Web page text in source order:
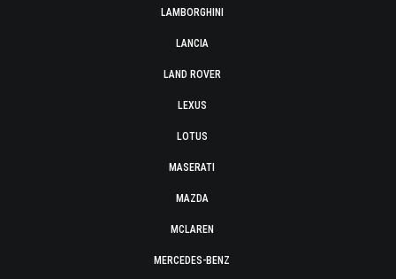
LAMBORGHINI
LANCIA
LAND ROVER
LEXUS
LOTUS
MASERATI
MAZDA
MCLAREN
MERCEDES-BENZ